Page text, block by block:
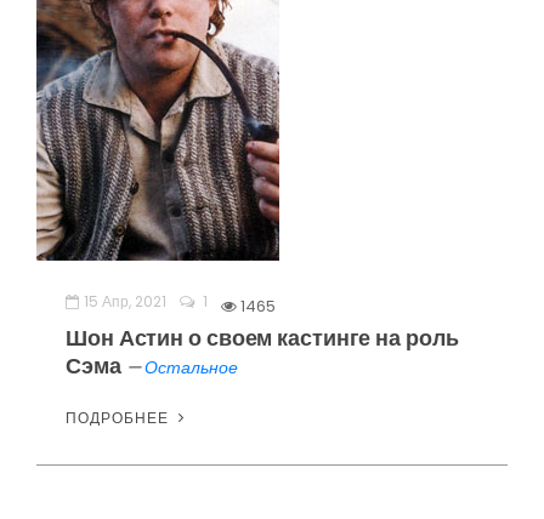
15 Апр, 2021 1 1465
Шон Астин о своем кастинге на роль
Сэма —Остальное
ПОДРОБНЕЕ